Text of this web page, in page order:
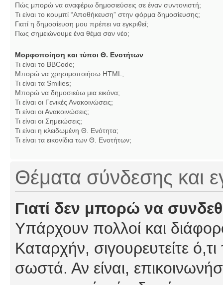
Πώς μπορώ να αναφέρω δημοσιεύσεις σε έναν συντονιστή;
Τι είναι το κουμπί “Αποθήκευση” στην φόρμα δημοσίευσης;
Γιατί η δημοσίευση μου πρέπει να εγκριθεί;
Πως σημειώνουμε ένα θέμα σαν νέο;
Μορφοποίηση και τύποι Θ. Ενοτήτων
Τι είναι το BBCode;
Μπορώ να χρησιμοποιήσω HTML;
Τι είναι τα Smilies;
Μπορώ να δημοσιεύω μια εικόνα;
Τι είναι οι Γενικές Ανακοινώσεις;
Τι είναι οι Ανακοινώσεις;
Τι είναι οι Σημειώσεις;
Τι είναι η κλειδωμένη Θ. Ενότητα;
Τι είναι τα εικονίδια των Θ. Ενοτήτων;
Θέματα σύνδεσης και
Γιατί δεν μπορώ να
Υπάρχουν πολλοί και
Καταρχήν, σιγουρευτείτε
σωστά. Αν είναι,